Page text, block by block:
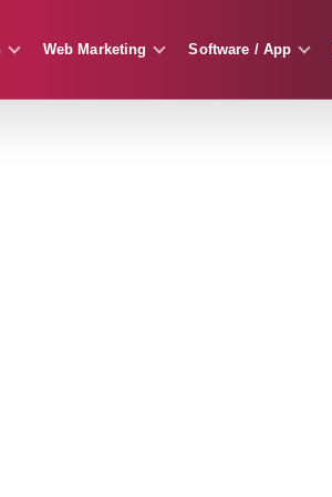
Web Marketing Software / App